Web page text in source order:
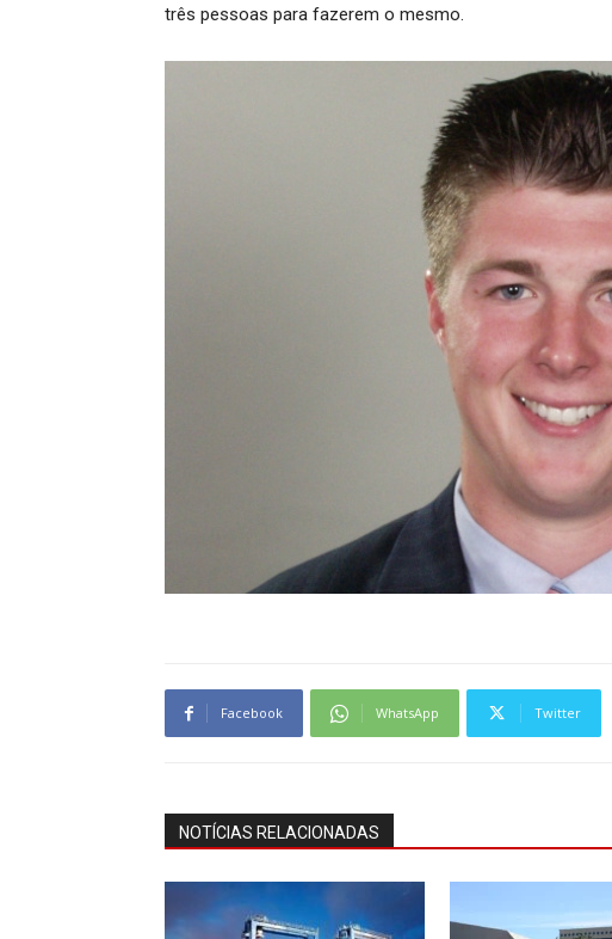
três pessoas para fazerem o mesmo.
Facebook WhatsApp Twitter
NOTÍCIAS RELACIONADAS